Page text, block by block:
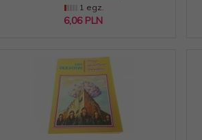
1 egz.
6,06 PLN